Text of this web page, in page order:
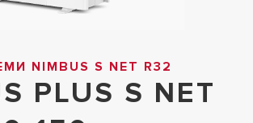
NIMBUS S NET R32
PLUS S NET